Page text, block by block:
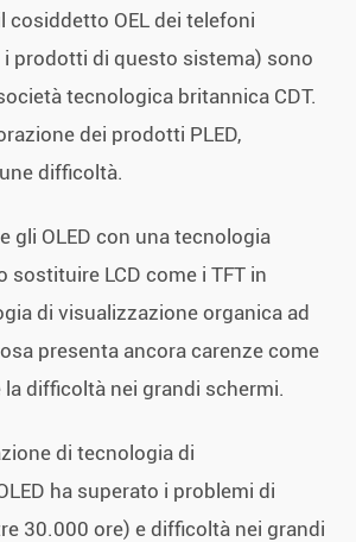
cosiddetto OEL dei telefoni
i prodotti di questo sistema) sono
tecnologica britannica CDT.
dei prodotti PLED,
difficoltà.
gli OLED con una tecnologia
sostituire LCD come i TFT in
di visualizzazione organica ad
presenta ancora carenze come
la difficoltà nei grandi schermi.
di tecnologia di
ha superato i problemi di
30.000 ore) e difficoltà nei grandi